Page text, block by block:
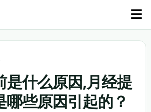
☰
是什么原因,月经提
哪些原因引起的？